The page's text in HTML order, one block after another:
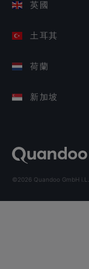
英國
土耳其
荷蘭
新加坡
©2026 Quandoo GmbH